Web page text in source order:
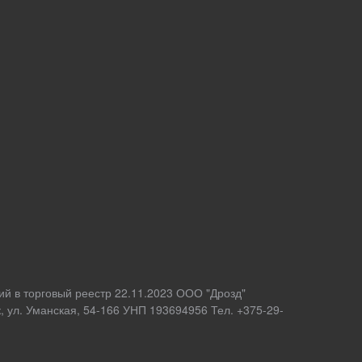
в торговый реестр 22.11.2023 ООО "Дрозд"
ул. Уманская, 54-166 УНП 193694956 Тел. +375-29-